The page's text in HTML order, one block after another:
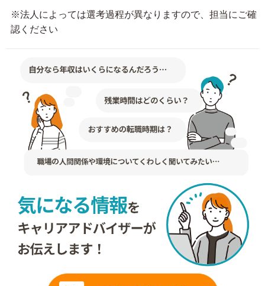
※法人によっては選考過程が異なりますので、担当にご確
認ください